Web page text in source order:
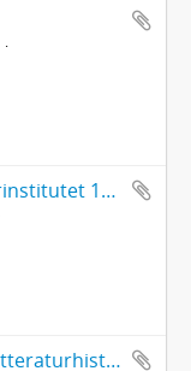
Föreläsningar i arbetarinstitutet 1902-03. Det europeiska inflytandet på den svenska litteraturen. [Frihetstiden]. I detta häfte är några blad utskurna i början.
Anteckningar i fransk litteraturhistoria. Diderot, Grimm etc.